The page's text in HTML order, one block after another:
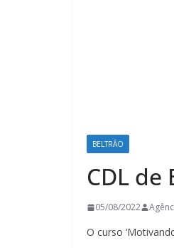
BELTRÃO
CDL
05/08/2022
O curso